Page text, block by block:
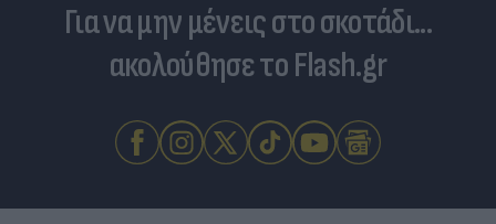
Για να μην μένεις στο σκοτάδι...
ακολούθησε το Flash.gr